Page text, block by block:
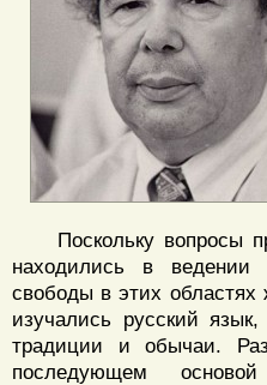
Поскольку вопросы
находились в ведении
свободы в этих
изучались русский
традиции и обычаи.
последующем